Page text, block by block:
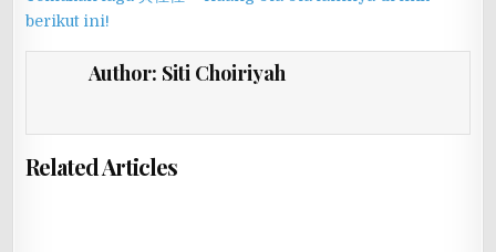
berikut ini!
Author: Siti Choiriyah
Related Articles